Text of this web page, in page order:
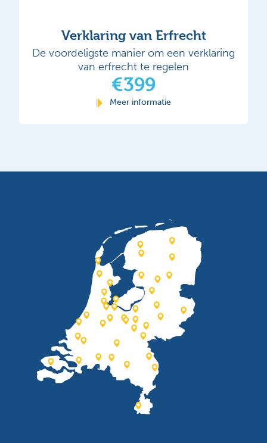
Verklaring van Erfrecht
De voordeligste manier om een verklaring
van erfrecht te regelen
€399
Meer informatie